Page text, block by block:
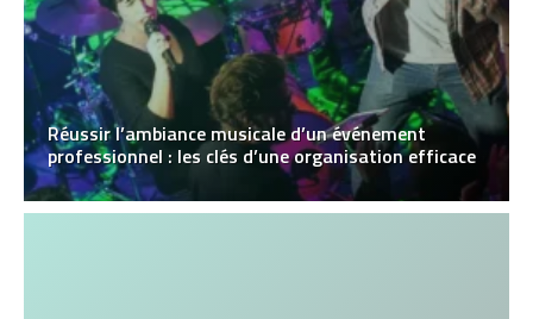
Réussir l’ambiance musicale d’un événement
professionnel : les clés d’une organisation efficace